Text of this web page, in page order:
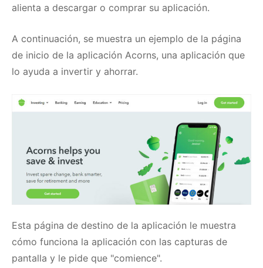
alienta a descargar o comprar su aplicación.
A continuación, se muestra un ejemplo de la página
de inicio de la aplicación Acorns, una aplicación que
lo ayuda a invertir y ahorrar.
Esta página de destino de la aplicación le muestra
cómo funciona la aplicación con las capturas de
pantalla y le pide que "comience".